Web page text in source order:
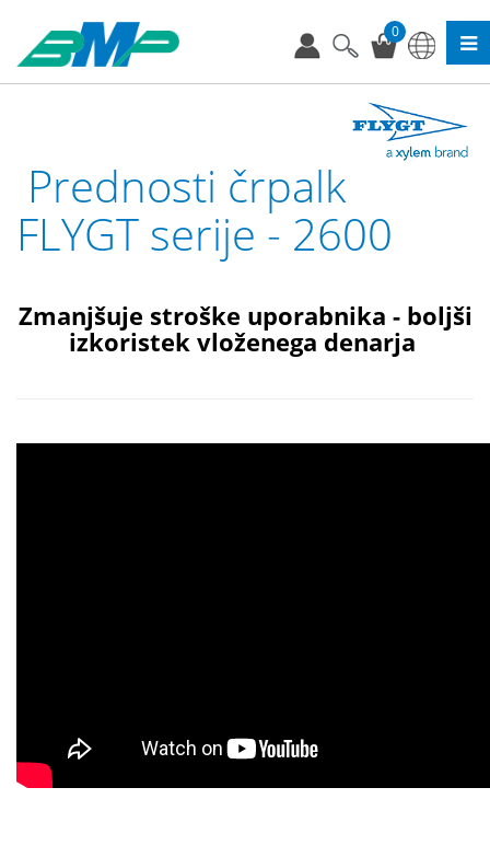
0
Prednosti črpalk
FLYGT serije - 2600
Zmanjšuje stroške uporabnika - boljši
izkoristek vloženega denarja